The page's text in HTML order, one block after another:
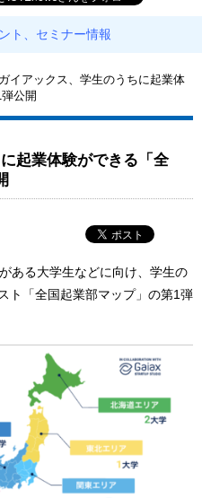
ト、セミナー情報
ガイアックス、学生のうちに起業体
公開
起業体験ができる「全
ある大学生などに向け、学生の
ト「全国起業部マップ」の第1弾